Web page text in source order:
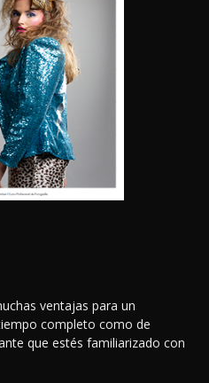
ventajas para un
completo como de
que estés familiarizado con